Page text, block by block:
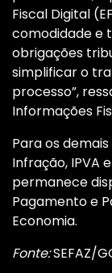
Fiscal Digital
comodidade e
obrigações
simplificar o
processo”,
Informações
Para os demais
Infração, IPVA
permanece
Pagamento e
Economia.
Fonte:SEFAZ/